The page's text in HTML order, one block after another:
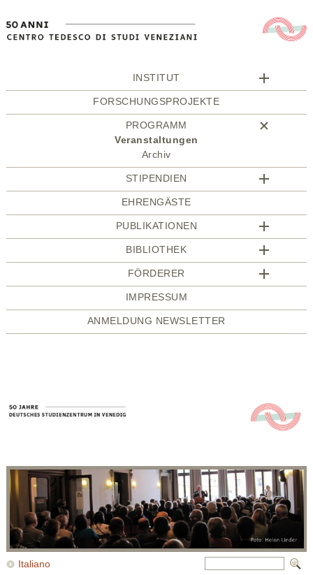
INSTITUT
FORSCHUNGSPROJEKTE
PROGRAMM
Veranstaltungen
Archiv
STIPENDIEN
EHRENGÄSTE
PUBLIKATIONEN
BIBLIOTHEK
FÖRDERER
IMPRESSUM
ANMELDUNG NEWSLETTER
Italiano